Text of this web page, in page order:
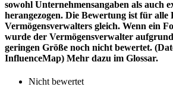
sowohl Unternehmensangaben als auch
herangezogen. Die Bewertung ist für alle
Vermögensverwalters gleich. Wenn ein
wurde der Vermögensverwalter
geringen Größe noch nicht bewertet.
InfluenceMap) Mehr dazu im Glossar.
Nicht bewertet